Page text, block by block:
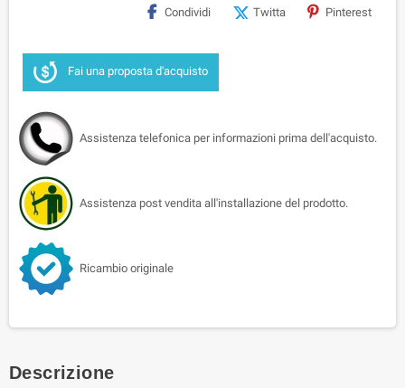
Condividi Twitta Pinterest
Fai una proposta d'acquisto
Assistenza telefonica per informazioni prima dell'acquisto.
Assistenza post vendita all'installazione del prodotto.
Ricambio originale
Descrizione